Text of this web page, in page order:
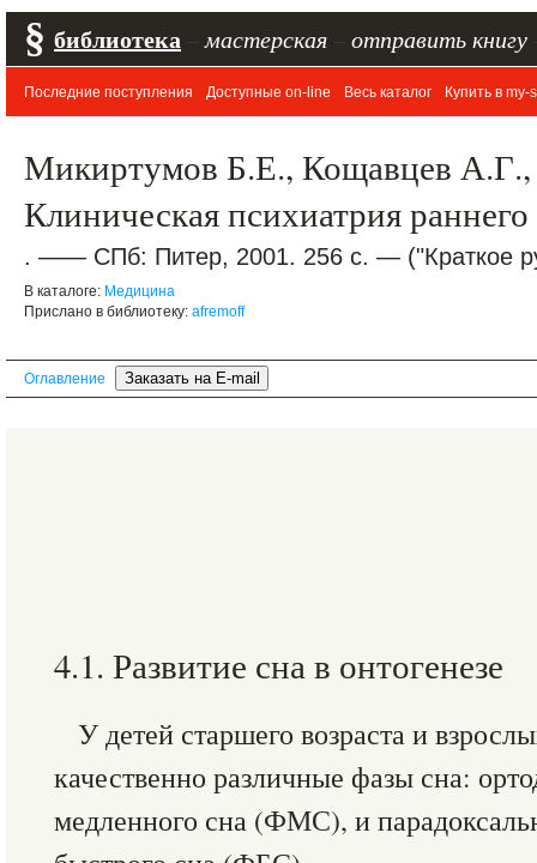
§ библиотека мастерская отправить книгу
Последние поступления Доступные on-line Весь каталог Купить в my-
Микиртумов Б.Е., Кощавцев
Клиническая психиатрия раннего
. —— СПб: Питер, 2001. 256 с. — ("Краткое
В каталоге: Медицина
Прислано в библиотеку: afremoff
Оглавление
4.1. Развитие сна в онтогенезе
У детей старшего возраста и
качественно различные фазы сна:
медленного сна (ФМС), и